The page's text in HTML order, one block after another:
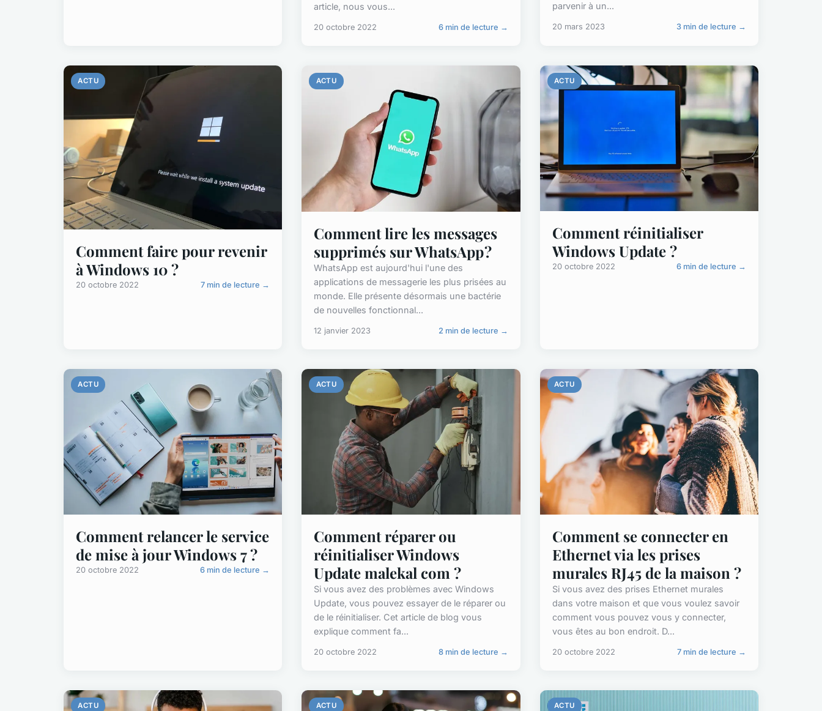
article, nous vous...
20 octobre 2022 6 min de lecture →
parvenir à un...
20 mars 2023 3 min de lecture →
ACTU
Comment faire pour revenir
à Windows 10 ?
20 octobre 2022 7 min de lecture →
ACTU
Comment lire les messages
supprimés sur WhatsApp ?
WhatsApp est aujourd'hui l'une des
applications de messagerie les plus prisées au
monde. Elle présente désormais une bactérie
de nouvelles fonctionnal...
12 janvier 2023 2 min de lecture →
ACTU
Comment réinitialiser
Windows Update ?
20 octobre 2022 6 min de lecture →
ACTU
Comment relancer le service
de mise à jour Windows 7 ?
20 octobre 2022 6 min de lecture →
ACTU
Comment réparer ou
réinitialiser Windows
Update malekal com ?
Si vous avez des problèmes avec Windows
Update, vous pouvez essayer de le réparer ou
de le réinitialiser. Cet article de blog vous
explique comment fa...
20 octobre 2022 8 min de lecture →
ACTU
Comment se connecter en
Ethernet via les prises
murales RJ45 de la maison ?
Si vous avez des prises Ethernet murales
dans votre maison et que vous voulez savoir
comment vous pouvez vous y connecter,
vous êtes au bon endroit. D...
20 octobre 2022 7 min de lecture →
ACTU ACTU ACTU